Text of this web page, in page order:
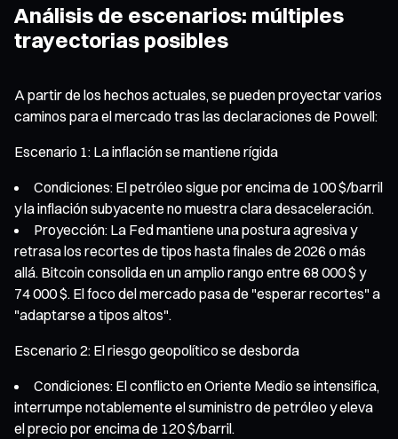
Análisis de escenarios: múltiples
trayectorias posibles
A partir de los hechos actuales, se pueden proyectar varios
caminos para el mercado tras las declaraciones de Powell:
Escenario 1: La inflación se mantiene rígida
Condiciones: El petróleo sigue por encima de 100 $/barril
y la inflación subyacente no muestra clara desaceleración.
Proyección: La Fed mantiene una postura agresiva y
retrasa los recortes de tipos hasta finales de 2026 o más
allá. Bitcoin consolida en un amplio rango entre 68 000 $ y
74 000 $. El foco del mercado pasa de "esperar recortes" a
"adaptarse a tipos altos".
Escenario 2: El riesgo geopolítico se desborda
Condiciones: El conflicto en Oriente Medio se intensifica,
interrumpe notablemente el suministro de petróleo y eleva
el precio por encima de 120 $/barril.